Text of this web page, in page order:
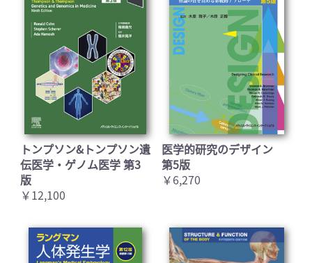
トンプソン&トンプソン遺
伝医学・ゲノム医学 第3
版
￥12,100
医学的研究のデザイン
第5版
￥6,270